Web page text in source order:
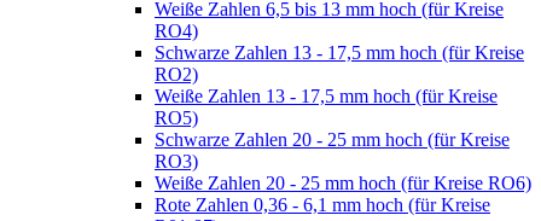
Weiße Zahlen 6,5 bis 13 mm hoch (für Kreise
RO4)
Schwarze Zahlen 13 - 17,5 mm hoch (für Kreise
RO2)
Weiße Zahlen 13 - 17,5 mm hoch (für Kreise
RO5)
Schwarze Zahlen 20 - 25 mm hoch (für Kreise
RO3)
Weiße Zahlen 20 - 25 mm hoch (für Kreise RO6)
Rote Zahlen 0,36 - 6,1 mm hoch (für Kreise